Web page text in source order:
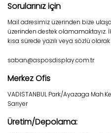
Sorularınız için
Mail adresimiz üzerinden bize
üzerinden destek olamamaktayız.
kısa sürede yazılı veya sözlü
saban@asposdisplay.com.tr
Merkez Ofis
VADISTANBUL Park/Ayazaga
Sarıyer
Üretim/Depolama: